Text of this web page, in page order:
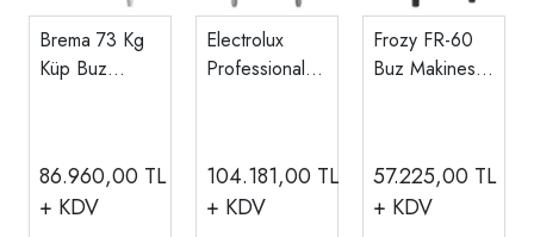
Brema 73 Kg
Küp Buz
86.960,00 TL
+ KDV
Electrolux
Professional
kg/gün,
730304
104.181,00 TL
+ KDV
Frozy FR-60
Buz Makinesi
57.225,00 TL
+ KDV